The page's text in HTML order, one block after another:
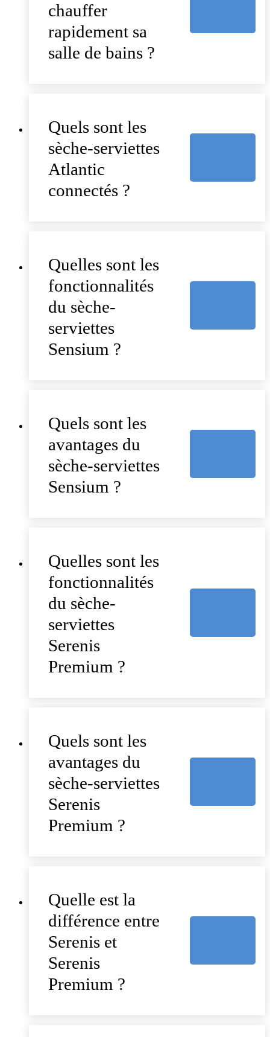
chauffer
rapidement sa
salle de bains ?
Quels sont les
sèche-serviettes
Atlantic
connectés ?
Quelles sont les
fonctionnalités
du sèche-
serviettes
Sensium ?
Quels sont les
avantages du
sèche-serviettes
Sensium ?
Quelles sont les
fonctionnalités
du sèche-
serviettes
Serenis
Premium ?
Quels sont les
avantages du
sèche-serviettes
Serenis
Premium ?
Quelle est la
différence entre
Serenis et
Serenis
Premium ?